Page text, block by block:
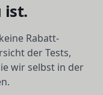
ist.
Rabatt-
der Tests,
wir selbst in der